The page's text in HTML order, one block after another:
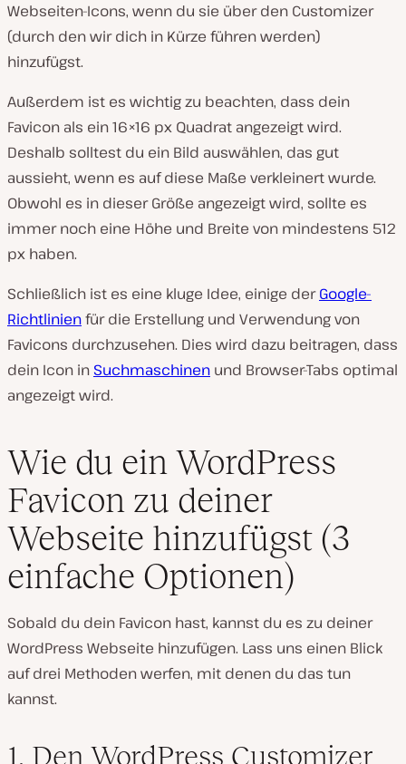
Webseiten-Icons, wenn du sie über den Customizer
(durch den wir dich in Kürze führen werden)
hinzufügst.
Außerdem ist es wichtig zu beachten, dass dein
Favicon als ein 16×16 px Quadrat angezeigt wird.
Deshalb solltest du ein Bild auswählen, das gut
aussieht, wenn es auf diese Maße verkleinert wurde.
Obwohl es in dieser Größe angezeigt wird, sollte es
immer noch eine Höhe und Breite von mindestens 512
px haben.
Schließlich ist es eine kluge Idee, einige derGoogle-
Richtlinienfür die Erstellung und Verwendung von
Favicons durchzusehen. Dies wird dazu beitragen, dass
dein Icon in Suchmaschinen und Browser-Tabs optimal
angezeigt wird.
Wie du ein WordPress
Favicon zu deiner
Webseite hinzufügst (3
einfache Optionen)
Sobald du dein Favicon hast, kannst du es zu deiner
WordPress Webseite hinzufügen. Lass uns einen Blick
auf drei Methoden werfen, mit denen du das tun
kannst.
1. Den WordPress Customizer